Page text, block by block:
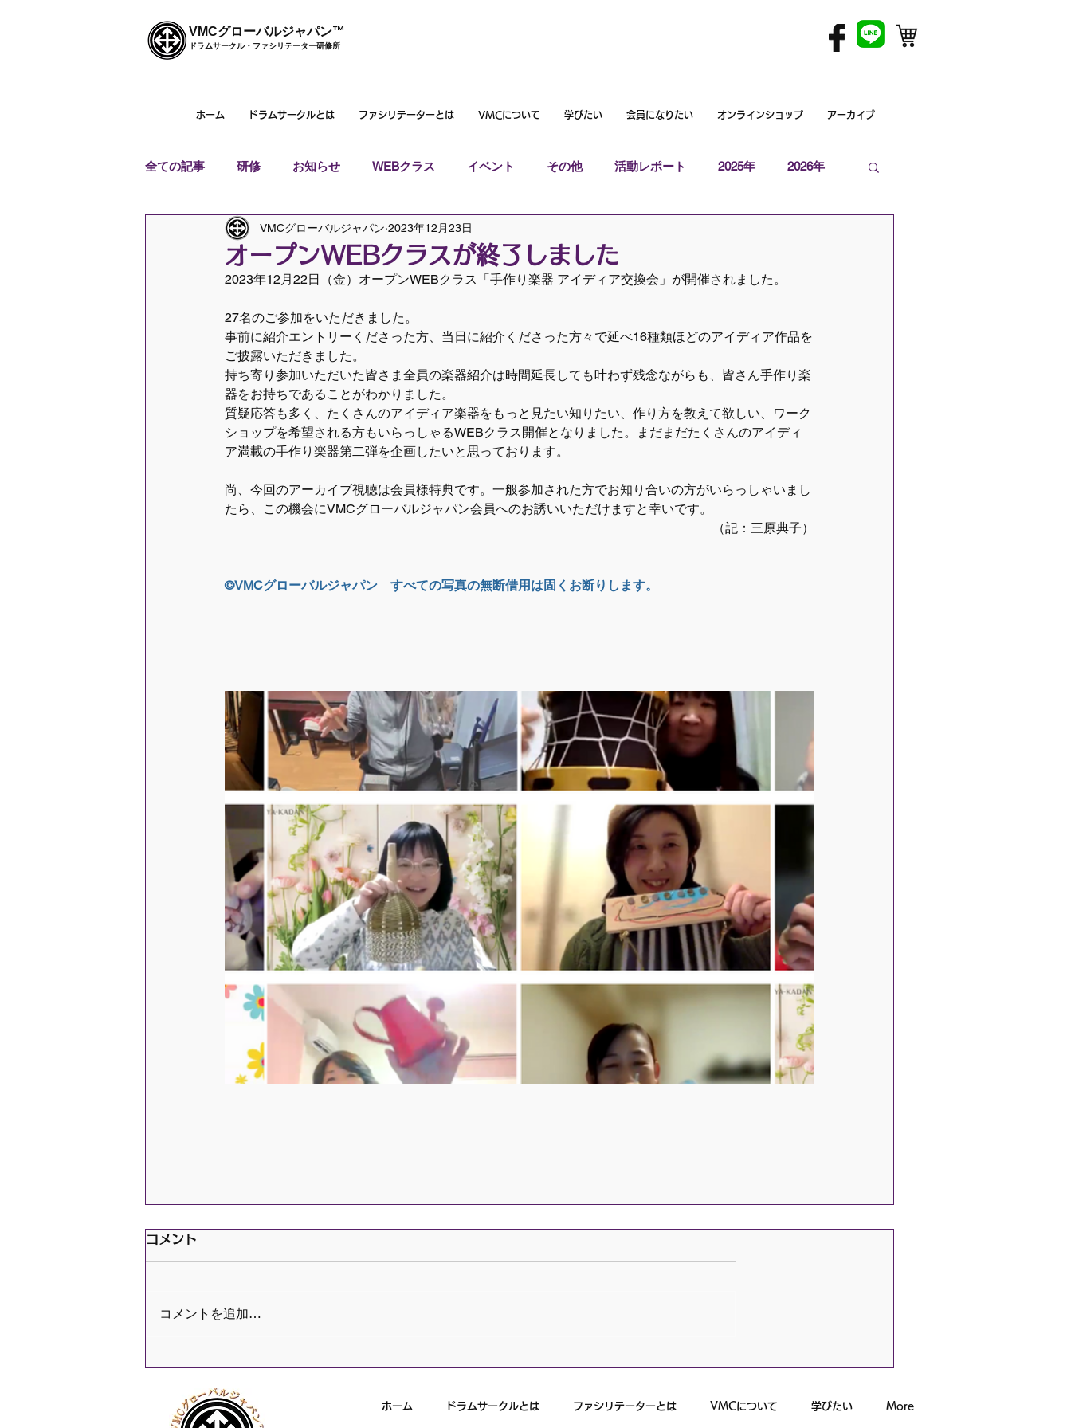
VMCグローバルジャパン™
ドラムサークル・ファシリテーター研修所
ホーム ドラムサークルとは ファシリテーターとは VMCについて 学びたい 会員になりたい オンラインショップ アーカイブ
全ての記事 研修 お知らせ WEBクラス イベント その他 活動レポート 2025年 2026年
オープンWEBクラスが終了しました
VMCグローバルジャパン 2023年12月23日
2023年12月22日（金）オープンWEBクラス「手作り楽器 アイディア交換会」が開催されました。
27名のご参加をいただきました。
事前に紹介エントリーくださった方、当日に紹介くださった方々で延べ16種類ほどのアイディア作品を
ご披露いただきました。
持ち寄り参加いただいた皆さま全員の楽器紹介は時間延長しても叶わず残念ながらも、皆さん手作り楽
器をお持ちであることがわかりました。
質疑応答も多く、たくさんのアイディア楽器をもっと見たい知りたい、作り方を教えて欲しい、ワーク
ショップを希望される方もいらっしゃるWEBクラス開催となりました。まだまだたくさんのアイディ
ア満載の手作り楽器第二弾を企画したいと思っております。
尚、今回のアーカイブ視聴は会員様特典です。一般参加された方でお知り合いの方がいらっしゃいまし
たら、この機会にVMCグローバルジャパン会員へのお誘いいただけますと幸いです。
（記：三原典子）
©VMCグローバルジャパン　すべての写真の無断借用は固くお断りします。
コメント
コメントを追加…
ホーム ドラムサークルとは ファシリテーターとは VMCについて 学びたい More